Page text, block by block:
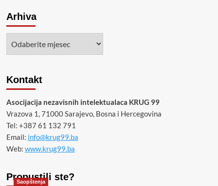
Arhiva
Kontakt
Asocijacija nezavisnih intelektualaca KRUG 99
Vrazova 1, 71000 Sarajevo, Bosna i Hercegovina
Tel: +387 61 132 791
Email: info@krug99.ba
Web: www.krug99.ba
Propustili ste?
Saopštenja